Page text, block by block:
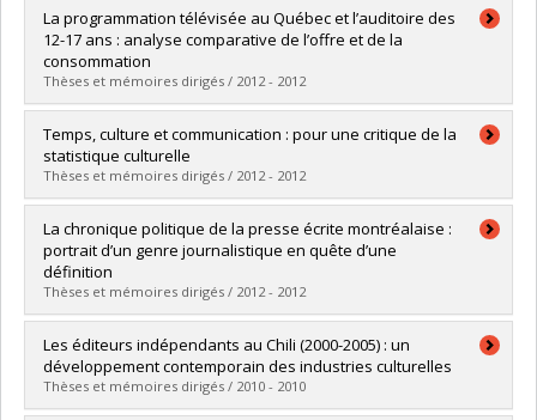
Diplômé(e) :Carignan, Marie-Eve
Cycle :Doctorat
Diplôme obtenu :
Lien vers le document dans Papyrus
La programmation télévisée au Québec et l’auditoire des
12-17 ans : analyse comparative de l’offre et de la
consommation
Thèses et mémoires dirigés / 2012 - 2012
Diplômé(e) :Cloutier, Claudia
Cycle :Maîtrise
Diplôme obtenu :M. Sc.
Lien vers le document dans Papyrus
Temps, culture et communication : pour une critique de la
statistique culturelle
Thèses et mémoires dirigés / 2012 - 2012
Diplômé(e) : Allaire, Benoit
Cycle :Doctorat
Diplôme obtenu :
Lien vers le document dans Papyrus
La chronique politique de la presse écrite montréalaise :
portrait d’un genre journalistique en quête d’une
définition
Thèses et mémoires dirigés / 2012 - 2012
Diplômé(e) :Poirier, Pénélope
Cycle :Maîtrise
Diplôme obtenu :M. Sc.
Lien vers le document dans Papyrus
Les éditeurs indépendants au Chili (2000-2005) : un
développement contemporain des industries culturelles
Thèses et mémoires dirigés / 2010 - 2010